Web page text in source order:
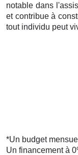
notable dans
et contribue à
tout individu peut
*Un budget
Un financement à